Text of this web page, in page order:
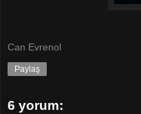
Can Evrenol
Paylaş
6 yorum: